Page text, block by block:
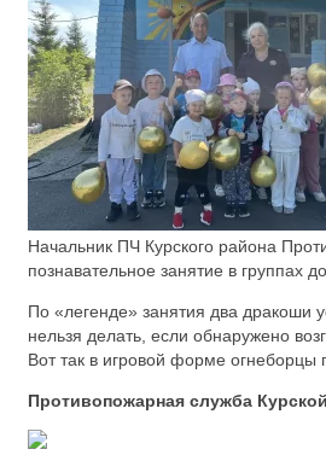
Начальник ПЧ Курского района
познавательное занятие в
По «легенде» занятия два дракоши
нельзя делать, если обнаружено
Вот так в игровой форме
Противопожарная служба